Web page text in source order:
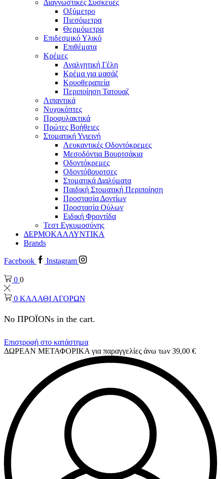
Διαγνωστικές Συσκευές
Οξύμετρο
Πιεσόμετρα
Θερμόμετρα
Επιδεσμικό Υλικό
Επιθέματα
Κρέμες
Αναλγητική Γέλη
Κρέμα για μασάζ
Κρυοθεραπεία
Περιποίηση Τατουαζ
Λιπαντικά
Νυχοκόπτες
Προφυλακτικά
Πρώτες Βοήθειες
Στοματική Υγιεινή
Λευκαντικές Οδοντόκρεμες
Μεσοδόντια Βουρτσάκια
Οδοντόκρεμες
Οδοντόβουρτσες
Στοματικά Διαλύματα
Παιδική Στοματική Περιποίηση
Προστασία Δοντίων
Προστασία Ούλων
Ειδική Φροντίδα
Τεστ Εγκυμοσύνης
ΔΕΡΜΟΚΑΛΛΥΝΤΙΚΑ
Brands
Facebook Instagram
0 0
0 ΚΑΛΑΘΙ ΑΓΟΡΩΝ
No ΠΡΟΪΟΝs in the cart.
Επιστροφή στο κατάστημα
ΔΩΡΕΑΝ ΜΕΤΑΦΟΡΙΚΑ για παραγγελίες άνω των 39,00 €